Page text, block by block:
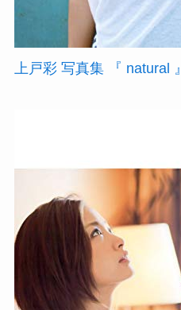
上戸彩 写真集 『 natural 』